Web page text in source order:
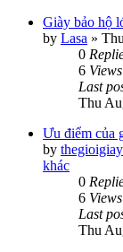
Giày bảo hộ
by Lasa »
0
6 Views
Last
Thu
Ưu điểm của
by thegioigiay
khác
0
6 Views
Last
Thu